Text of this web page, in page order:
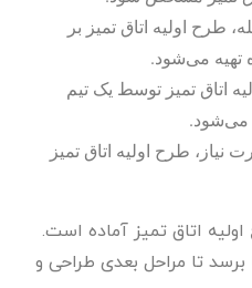
طرح اولیه اتاق تمیز بر
می‌شود.
اتاق تمیز توسط یک تیم
می‌شود.
طرح اولیه اتاق تمیز
اتاق تمیز آماده است.
برسد تا مراحل بعدی طراحی و